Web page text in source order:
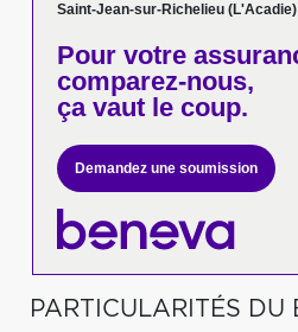
Saint-Jean-sur-Richelieu (L'Acadie)
Pour votre
comparez-nous,
ça vaut le coup.
Demandez une soumission
PARTICULARITÉS DU